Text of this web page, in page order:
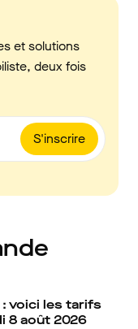
et solutions
deux fois
S'inscrire
voici les tarifs
8 août 2026